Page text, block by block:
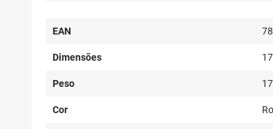
EAN
Dimensões
Peso
Cor